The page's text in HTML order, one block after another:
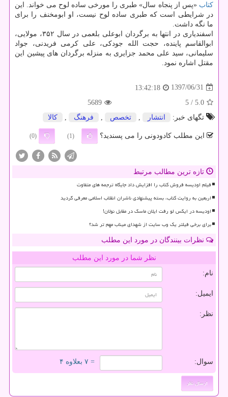
كتاب «پس از پنجاه سال» طبری را مورخی ساده لوح می خواند. این
در شرایطی است كه طبری ساده لوح نیست، او ابومخنف را برای
ما نگه داشت.
اسفندیاری در انتها به برگردان ابوعلی بلعمی در سال ۳۵۲، مولایی،
ابوالقاسم پاینده، حجت الله جودكی، علی كرمی فریدنی، جواد
سلیمانی، سید علی محمد جزایری به منزله برگردان های پیشین این
مقتل اشاره نمود.
1397/06/31
13:42:18
5.0
/ 5
5689
تگهای خبر:
انتشار تخصص فرهنگ كالا
این مطلب کادودونی را می پسندید؟ (1)
(0)
تازه ترین مطالب مرتبط
فیلم اودیسه فروش کتاب را افزایش داد جایگاه ترجمه های متفاوت
اربعین به روایت کتاب، بسته پیشنهادی ناشران انقلاب اسلامی معرفی گردید
اودیسه در ایکس لو رفت ایلان ماسک در مقابل نولان!
برای برخی فیلتر یک وب سایت از شهدای میناب مهم تر شد؟
نظرات بینندگان در مورد این مطلب
نظر شما در مورد این مطلب
نام:
ایمیل:
نظر:
سوال: = ۷ بعلاوه ۴